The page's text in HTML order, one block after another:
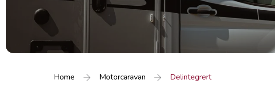
Home Motorcaravan Delintegrert